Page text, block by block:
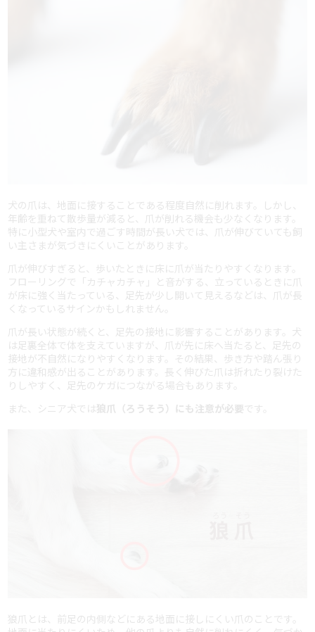
犬の爪は、地面に接することである程度自然に削れます。しかし、
年齢を重ねて散歩量が減ると、爪が削れる機会も少なくなります。
特に小型犬や室内で過ごす時間が長い犬では、爪が伸びていても飼
い主さまが気づきにくいことがあります。
爪が伸びすぎると、歩いたときに床に爪が当たりやすくなります。
フローリングで「カチャカチャ」と音がする、立っているときに爪
が床に強く当たっている、足先が少し開いて見えるなどは、爪が長
くなっているサインかもしれません。
爪が長い状態が続くと、足先の接地に影響することがあります。犬
は足裏全体で体を支えていますが、爪が先に床へ当たると、足先の
接地が不自然になりやすくなります。その結果、歩き方や踏ん張り
方に違和感が出ることがあります。長く伸びた爪は折れたり裂けた
りしやすく、足先のケガにつながる場合もあります。
また、シニア犬では 狼爪（ろうそう）にも注意が必要 です。
狼爪とは、前足の内側などにある地面に接しにくい爪のことです。